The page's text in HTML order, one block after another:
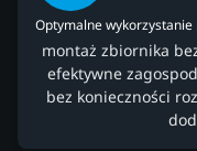
Optymalne
montaż zbiornika
efektywne
bez konieczności